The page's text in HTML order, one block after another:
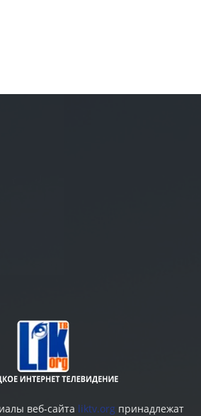
веб-сайта liktv.org принадлежат